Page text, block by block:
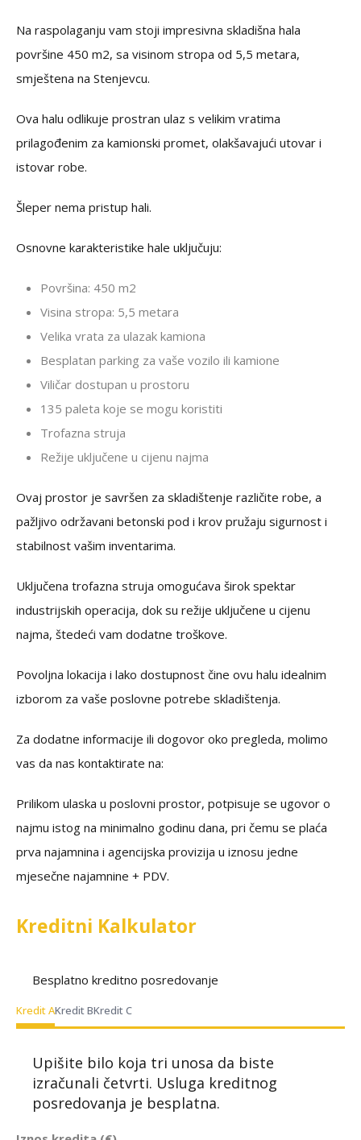
Na raspolaganju vam stoji impresivna skladišna hala
površine 450 m2, sa visinom stropa od 5,5 metara,
smještena na Stenjevcu.
Ova halu odlikuje prostran ulaz s velikim vratima
prilagođenim za kamionski promet, olakšavajući utovar i
istovar robe.
Šleper nema pristup hali.
Osnovne karakteristike hale uključuju:
Površina: 450 m2
Visina stropa: 5,5 metara
Velika vrata za ulazak kamiona
Besplatan parking za vaše vozilo ili kamione
Viličar dostupan u prostoru
135 paleta koje se mogu koristiti
Trofazna struja
Režije uključene u cijenu najma
Ovaj prostor je savršen za skladištenje različite robe, a
pažljivo održavani betonski pod i krov pružaju sigurnost i
stabilnost vašim inventarima.
Uključena trofazna struja omogućava širok spektar
industrijskih operacija, dok su režije uključene u cijenu
najma, štedeći vam dodatne troškove.
Povoljna lokacija i lako dostupnost čine ovu halu idealnim
izborom za vaše poslovne potrebe skladištenja.
Za dodatne informacije ili dogovor oko pregleda, molimo
vas da nas kontaktirate na:
Prilikom ulaska u poslovni prostor, potpisuje se ugovor o
najmu istog na minimalno godinu dana, pri čemu se plaća
prva najamnina i agencijska provizija u iznosu jedne
mjesečne najamnine + PDV.
Kreditni Kalkulator
Besplatno kreditno posredovanje
Kredit AKredit BKredit C
Upišite bilo koja tri unosa da biste
izračunali četvrti. Usluga kreditnog
posredovanja je besplatna.